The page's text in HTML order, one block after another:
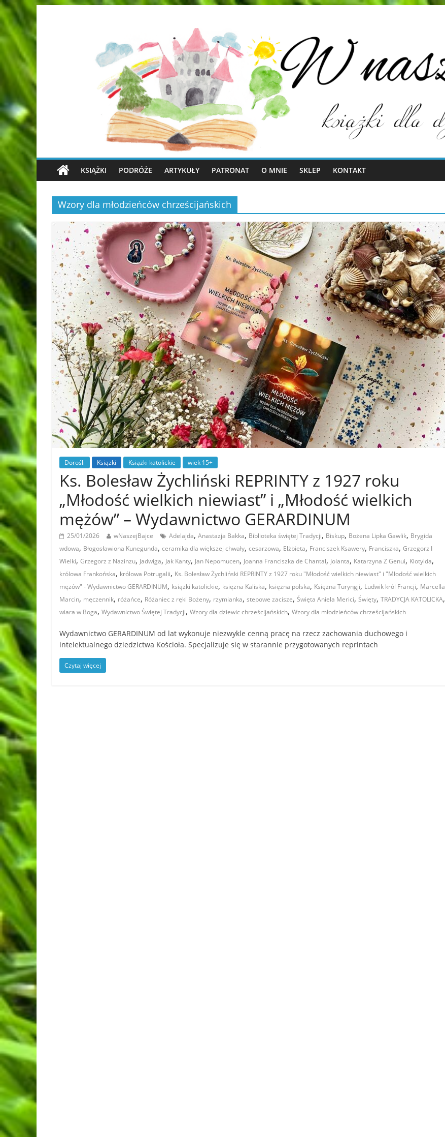
KSIĄŻKI PODRÓŻE ARTYKUŁY PATRONAT O MNIE SKLEP KONTAKT
Wzory dla młodzieńców chrześcijańskich
Dorośli Książki Książki katolickie wiek 15+
Ks. Bolesław Żychliński REPRINTY z 1927 roku
„Młodość wielkich niewiast” i „Młodość wielkich
mężów” – Wydawnictwo GERARDINUM
25/01/2026 wNaszejBajce Adelajda, Anastazja Bakka, Biblioteka świętej Tradycji, Biskup, Bożena Lipka Gawlik, Brygida
wdowa, Błogosławiona Kunegunda, ceramika dla większej chwały, cesarzowa, Elżbieta, Franciszek Ksawery, Franciszka, Grzegorz I
Wielki, Grzegorz z Nazinzu, Jadwiga, Jak Kanty, Jan Nepomucen, Joanna Franciszka de Chantal, Jolanta, Katarzyna Z Genui, Klotylda,
królowa Frankońska, królowa Potrugalii, Ks. Bolesław Żychliński REPRINTY z 1927 roku "Młodość wielkich niewiast" i "Młodość wielkich
mężów" - Wydawnictwo GERARDINUM, książki katolickie, księżna Kaliska, księżna polska, Księżna Turyngji, Ludwik król Francji, Marcella
Marcin, męczennik, różańce, Różaniec z ręki Bożeny, rzymianka, stepowe zacisze, Święta Aniela Merici, Święty, TRADYCJA KATOLICKA,
wiara w Boga, Wydawnictwo Świętej Tradycji, Wzory dla dziewic chrześcijańskich, Wzory dla młodzieńców chrześcijańskich
Wydawnictwo GERARDINUM od lat wykonuje niezwykle cenną pracę na rzecz zachowania duchowego i
intelektualnego dziedzictwa Kościoła. Specjalizuje się w starannie przygotowanych reprintach
Czytaj więcej